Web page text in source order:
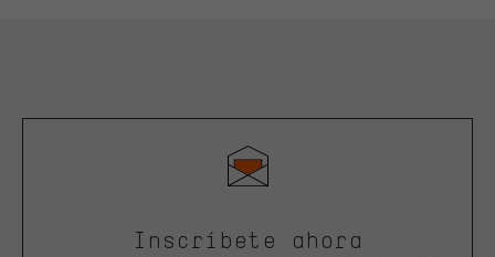
Inscríbete ahora